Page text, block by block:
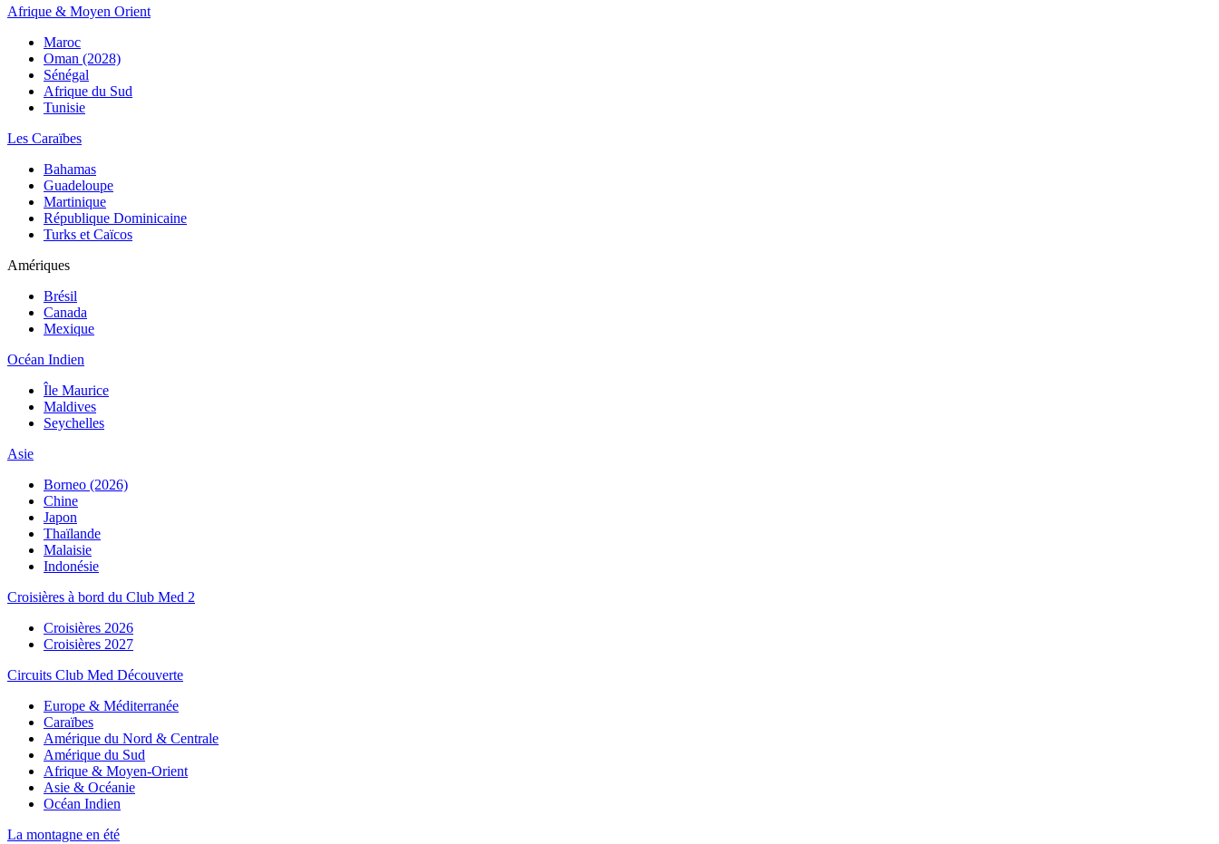
Afrique & Moyen Orient
Maroc
Oman (2028)
Sénégal
Afrique du Sud
Tunisie
Les Caraïbes
Bahamas
Guadeloupe
Martinique
République Dominicaine
Turks et Caïcos
Amériques
Brésil
Canada
Mexique
Océan Indien
Île Maurice
Maldives
Seychelles
Asie
Borneo (2026)
Chine
Japon
Thaïlande
Malaisie
Indonésie
Croisières à bord du Club Med 2
Croisières 2026
Croisières 2027
Circuits Club Med Découverte
Europe & Méditerranée
Caraïbes
Amérique du Nord & Centrale
Amérique du Sud
Afrique & Moyen-Orient
Asie & Océanie
Océan Indien
La montagne en été